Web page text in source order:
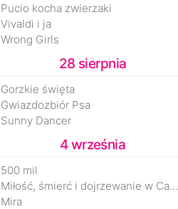
Pucio kocha zwierzaki
Vivaldi i ja
Wrong Girls
28 sierpnia
Gorzkie święta
Gwiazdozbiór Psa
Sunny Dancer
4 września
500 mil
Miłość, śmierć i dojrzewanie w Camp Miasma
Mira